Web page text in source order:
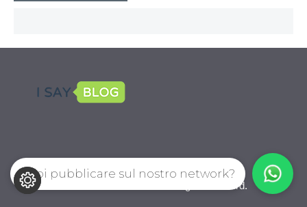
CalcioPro.com © 2026. All right reserverd.
Vuoi pubblicare sul nostro network?